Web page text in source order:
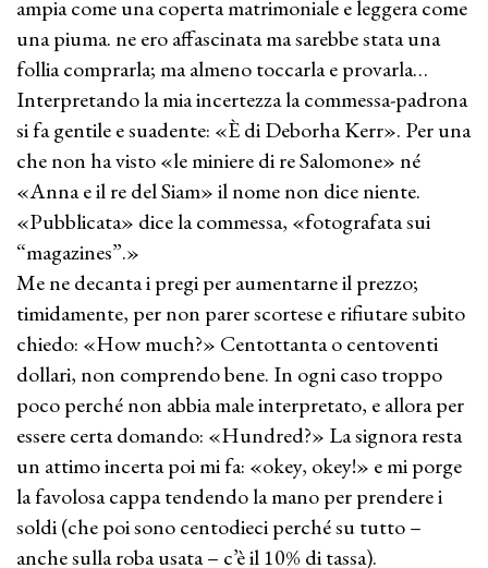
ampia come una coperta matrimoniale e leggera come
una piuma. ne ero affascinata ma sarebbe stata una
follia comprarla; ma almeno toccarla e provarla…
Interpretando la mia incertezza la commessa-padrona
si fa gentile e suadente: «È di Deborha Kerr». Per una
che non ha visto «le miniere di re Salomone» né
«Anna e il re del Siam» il nome non dice niente.
«Pubblicata» dice la commessa, «fotografata sui
“magazines”.»
Me ne decanta i pregi per aumentarne il prezzo;
timidamente, per non parer scortese e rifiutare subito
chiedo: «How much?» Centottanta o centoventi
dollari, non comprendo bene. In ogni caso troppo
poco perché non abbia male interpretato, e allora per
essere certa domando: «Hundred?» La signora resta
un attimo incerta poi mi fa: «okey, okey!» e mi porge
la favolosa cappa tendendo la mano per prendere i
soldi (che poi sono centodieci perché su tutto –
anche sulla roba usata – c’è il 10% di tassa).